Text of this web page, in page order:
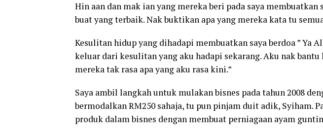
Hin aan dan mak ian yang mereka beri pada saya
buat yang terbaik. Nak buktikan apa yang mereka kata tu
Kesulitan hidup yang dihadapi membuatkan saya berdoa ” Ya
keluar dari kesulitan yang aku hadapi sekarang. Aku nak
mereka tak rasa apa yang aku rasa kini.”
Saya ambil langkah untuk mulakan bisnes pada tahun 2008
bermodalkan RM250 sahaja, tu pun pinjam duit adik, Syiham.
produk dalam bisnes dengan membuat perniagaan ayam